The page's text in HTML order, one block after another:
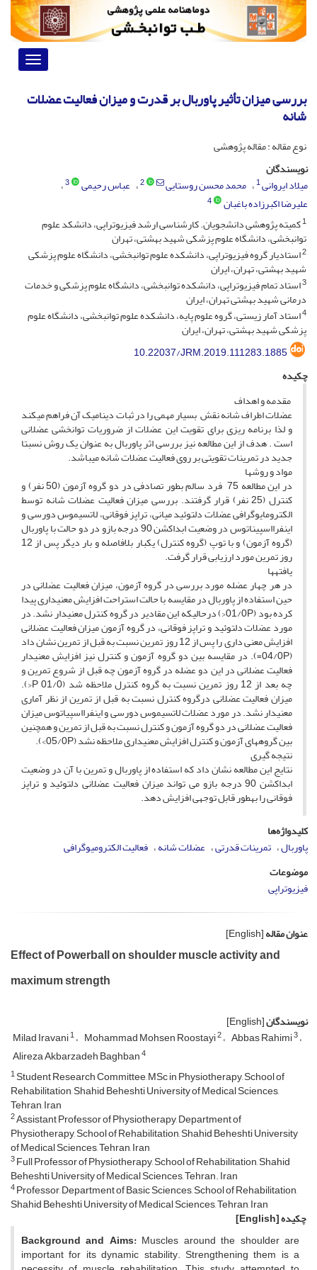
Toggle
بررسی میزان تأثیر پاوربال بر قدرت و میزان فعالیت عضلات
شانه
نوع مقاله : مقاله پژوهشی
نویسندگان
میلاد ایروانی1 محمد محسن روستایی 2 عباس رحیمی 3
علیرضا اکبرزاده باغبان
4
1کمیته پژوهشی دانشجویان. کارشناسی ارشد فیزیوتراپی، دانشکد علوم
توانبخشی، دانشگاه علوم پزشکی شهید بهشتی، تهران
2استادیار گروه فیزیوتراپی، دانشکده علوم توانبخشی، دانشگاه علوم پزشکی
شهید بهشتی، تهران، ایران
3استاد تمام فیزیوتراپی، دانشکده توانبخشی، دانشگاه علوم پزشکی و خدمات
درمانی شهید بهشتی تهران، ایران
4استاد آمار زیستی، گروه علوم پایه، دانشکده علوم توانبخشی، دانشگاه علوم
پزشکی شهید بهشتی، تهران، ایران
10.22037/JRM.2019.111283.1885
چکیده
مقدمه و اهداف
عضلات اطراف شانه نقش بسیار مهمی را در ثبات دینامیک آن فراهم می­کند
و لذا برنامه ریزی برای تقویت این عضلات از ضروریات توانخشی عضلانی
است . هدف از این مطالعه نیز بررسی اثر پاوربال به عنوان یک روش نسبتا
جدید در تمرینات تقویتی بر روی فعالیت عضلات شانه می­باشد.
مواد و روش­ها
در این مطالعه 75 فرد سالم بطور تصادفی در دو گروه آزمون (50 نفر) و
کنترل (25 نفر) قرار گرفتند. بررسی میزان فعالیت عضلات شانه توسط
الکترومایوگرافی عضلات دلتوئید میانی، تراپز فوقانی، لاتسیموس دورسی و
اینفرااسپیناتوس در وضعیت ابداکشن 90 درجه بازو در دو حالت با پاوربال
(گروه آزمون) و با توپ (گروه کنترل) یک­بار بلافاصله و بار دیگر پس از 12
روز تمرین مورد ارزیابی قرار گرفت.
یافته­ها
در هر چهار عضله مورد بررسی در گروه آزمون، میزان فعالیت عضلانی در
حین استفاده از پاوربال در مقایسه با حالت استراحت افزایش معنی­داری پیدا
کرده بود (01/0P<) درحالی­که این مقادیر در گروه کنترل معنی­دار نشد. در
مورد عضلات دلتوئید و تراپز فوقانی، در گروه آزمون میزان فعالیت عضلانی
افزایش معنی داری را پس از 12 روز تمرین نسبت به قبل از تمرین نشان داد
(04/0P=). در مقایسه بین دو گروه آزمون و کنترل نیز افزایش معنی­دار
فعالیت عضلانی در این دو عضله در گروه آزمون چه قبل از شروع تمرین و
چه بعد از 12 روز تمرین نسبت به گروه کنترل ملاحظه شد (01/0 P<).
میزان فعالیت عضلانی درگروه کنترل نسبت به قبل از تمرین از نظر آماری
معنی­دار نشد. در مورد عضلات لاتسیموس دورسی و اینفرااسپیاتوس میزان
فعالیت عضلانی در دو گروه آزمون و کنترل نسبت به قبل از تمرین و همچنین
بین گروه­های آزمون و کنترل افزایش معنی­داری ملاحظه نشد (05/0P>).
نتیجه گیری
نتایج این مطالعه نشان داد که استفاده از پاوربال و تمرین با آن در وضعیت
ابداکشن 90 درجه بازو می تواند میزان فعالیت عضلانی دلتوئید و تراپز
فوقانی را به­طور قابل توجهی افزایش دهد.
کلیدواژه‌ها
پاوربال تمرینات قدرتی عضلات شانه فعالیت الکترومیوگرافی
موضوعات
فیزیوتراپی
عنوان مقاله[English]
Effect of Powerball on shoulder muscle activity and
maximum strength
نویسندگان[English]
Milad Iravani1 Mohammad Mohsen Roostayi2 Abbas Rahimi3
Alireza Akbarzadeh Baghban4
1Student Research Committee, MSc in Physiotherapy, School of
Rehabilitation, Shahid Beheshti University of Medical Sciences,
Tehran, Iran
2Assistant Professor of Physiotherapy, Department of
Physiotherapy, School of Rehabilitation, Shahid Beheshti University
of Medical Sciences, Tehran, Iran
3Full Professor of Physiotherapy, School of Rehabilitation, Shahid
Beheshti University of Medical Sciences, Tehran. Iran
4Professor, Department of Basic Sciences, School of Rehabilitation,
Shahid Beheshti University of Medical Sciences, Tehran, Iran
چکیده[English]
Background and Aims: Muscles around the shoulder are
important for its dynamic stability. Strengthening them is a